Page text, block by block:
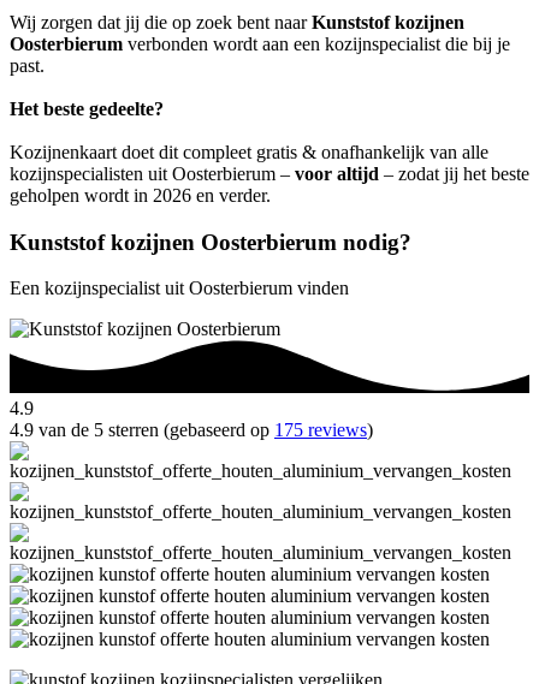
Wij zorgen dat jij die op zoek bent naarKunststof kozijnen
Oosterbierum verbonden wordt aan een kozijnspecialist die bij je
past.
Het beste gedeelte?
Kozijnenkaart doet dit compleet gratis & onafhankelijk van alle
kozijnspecialisten uit Oosterbierum – voor altijd – zodat jij het beste
geholpen wordt in 2026 en verder.
Kunststof kozijnen Oosterbierum nodig?
Een kozijnspecialist uit Oosterbierum vinden
4.9
4.9 van de 5 sterren (gebaseerd op 175 reviews)